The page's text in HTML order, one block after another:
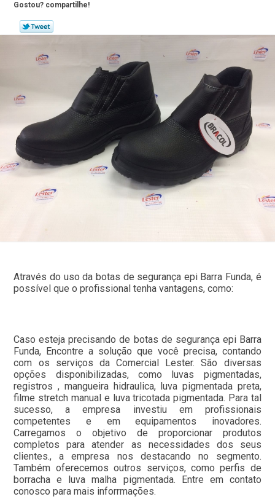
Gostou? compartilhe!
Através do uso da botas de segurança epi Barra Funda, é
possível que o profissional tenha vantagens, como:
Caso esteja precisando de botas de segurança epi Barra
Funda, Encontre a solução que você precisa, contando
com os serviços da Comercial Lester. São diversas
opções disponibilizadas, como luvas pigmentadas,
registros , mangueira hidraulica, luva pigmentada preta,
filme stretch manual e luva tricotada pigmentada. Para tal
sucesso, a empresa investiu em profissionais
competentes e em equipamentos inovadores.
Carregamos o objetivo de proporcionar produtos
completos para atender as necessidades dos seus
clientes., a empresa nos destacando no segmento.
Também oferecemos outros serviços, como perfis de
borracha e luva malha pigmentada. Entre em contato
conosco para mais inforrmações.